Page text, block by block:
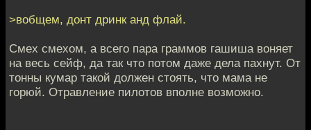
>вобщем, донт дринк анд флай.
Смех смехом, а всего пара граммов гашиша воняет
на весь сейф, да так что потом даже дела пахнут. От
тонны кумар такой должен стоять, что мама не
горюй. Отравление пилотов вполне возможно.